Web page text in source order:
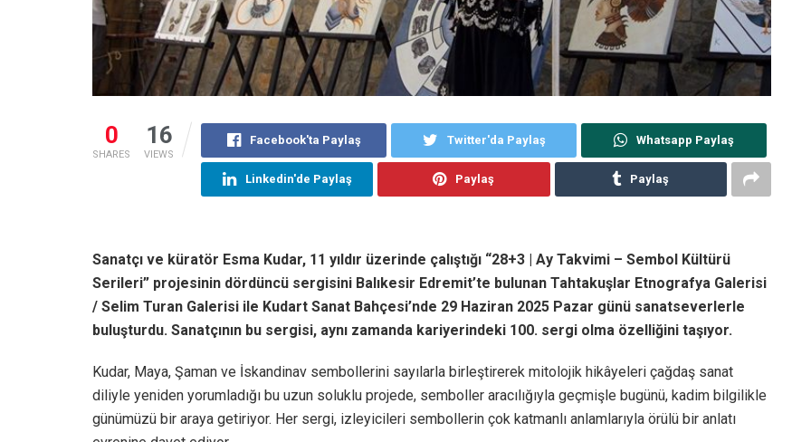
0
SHARES
16
VIEWS
Facebook'ta Paylaş Twitter'da Paylaş Whatsapp Paylaş
Linkedin'de Paylaş Paylaş Paylaş
Sanatçı ve küratör Esma Kudar, 11 yıldır üzerinde çalıştığı “28+3 | Ay Takvimi – Sembol Kültürü
Serileri” projesinin dördüncü sergisini Balıkesir Edremit’te bulunan Tahtakuşlar Etnografya Galerisi
/ Selim Turan Galerisi ile Kudart Sanat Bahçesi’nde 29 Haziran 2025 Pazar günü sanatseverlerle
buluşturdu. Sanatçının bu sergisi, aynı zamanda kariyerindeki 100. sergi olma özelliğini taşıyor.
Kudar, Maya, Şaman ve İskandinav sembollerini sayılarla birleştirerek mitolojik hikâyeleri çağdaş sanat
diliyle yeniden yorumladığı bu uzun soluklu projede, semboller aracılığıyla geçmişle bugünü, kadim bilgilikle
günümüzü bir araya getiriyor. Her sergi, izleyicileri sembollerin çok katmanlı anlamlarıyla örülü bir anlatı